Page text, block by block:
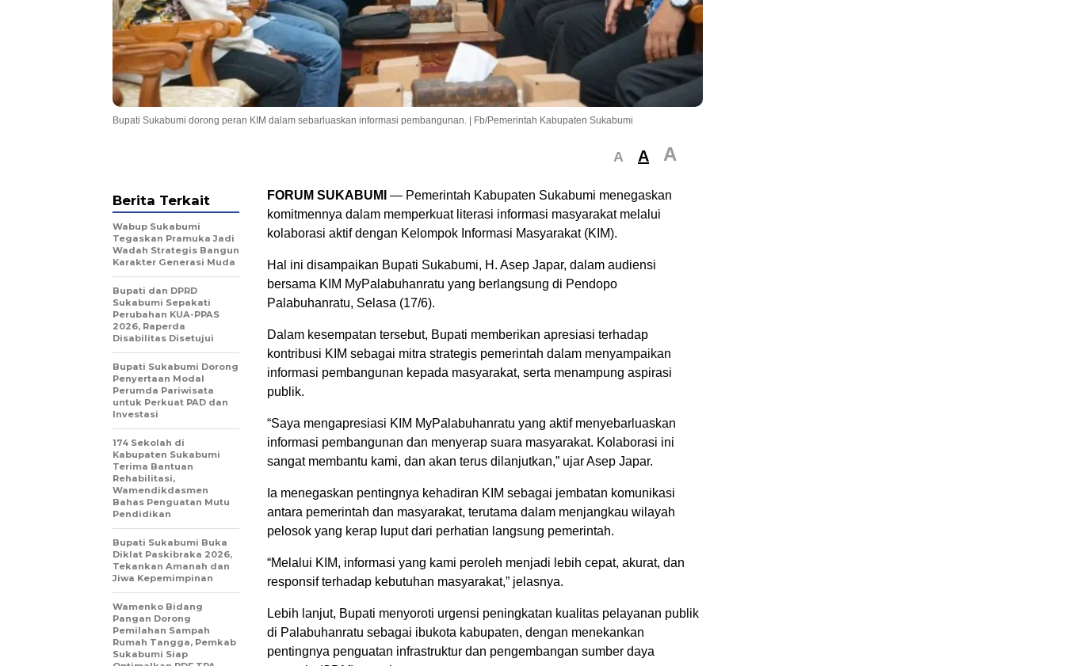
Bupati Sukabumi dorong peran KIM dalam sebarluaskan informasi pembangunan. | Fb/Pemerintah Kabupaten Sukabumi
A A A
FORUM SUKABUMI — Pemerintah Kabupaten Sukabumi menegaskan
komitmennya dalam memperkuat literasi informasi masyarakat melalui
kolaborasi aktif dengan Kelompok Informasi Masyarakat (KIM).
Hal ini disampaikan Bupati Sukabumi, H. Asep Japar, dalam audiensi
bersama KIM MyPalabuhanratu yang berlangsung di Pendopo
Palabuhanratu, Selasa (17/6).
Dalam kesempatan tersebut, Bupati memberikan apresiasi terhadap
kontribusi KIM sebagai mitra strategis pemerintah dalam menyampaikan
informasi pembangunan kepada masyarakat, serta menampung aspirasi
publik.
“Saya mengapresiasi KIM MyPalabuhanratu yang aktif menyebarluaskan
informasi pembangunan dan menyerap suara masyarakat. Kolaborasi ini
sangat membantu kami, dan akan terus dilanjutkan,” ujar Asep Japar.
Ia menegaskan pentingnya kehadiran KIM sebagai jembatan komunikasi
antara pemerintah dan masyarakat, terutama dalam menjangkau wilayah
pelosok yang kerap luput dari perhatian langsung pemerintah.
“Melalui KIM, informasi yang kami peroleh menjadi lebih cepat, akurat, dan
responsif terhadap kebutuhan masyarakat,” jelasnya.
Lebih lanjut, Bupati menyoroti urgensi peningkatan kualitas pelayanan publik
di Palabuhanratu sebagai ibukota kabupaten, dengan menekankan
pentingnya penguatan infrastruktur dan pengembangan sumber daya
Berita Terkait
Wabup Sukabumi
Tegaskan Pramuka Jadi
Wadah Strategis Bangun
Karakter Generasi Muda
Bupati dan DPRD
Sukabumi Sepakati
Perubahan KUA-PPAS
2026, Raperda
Disabilitas Disetujui
Bupati Sukabumi Dorong
Penyertaan Modal
Perumda Pariwisata
untuk Perkuat PAD dan
Investasi
174 Sekolah di
Kabupaten Sukabumi
Terima Bantuan
Rehabilitasi,
Wamendikdasmen
Bahas Penguatan Mutu
Pendidikan
Bupati Sukabumi Buka
Diklat Paskibraka 2026,
Tekankan Amanah dan
Jiwa Kepemimpinan
Wamenko Bidang
Pangan Dorong
Pemilahan Sampah
Rumah Tangga, Pemkab
Sukabumi Siap